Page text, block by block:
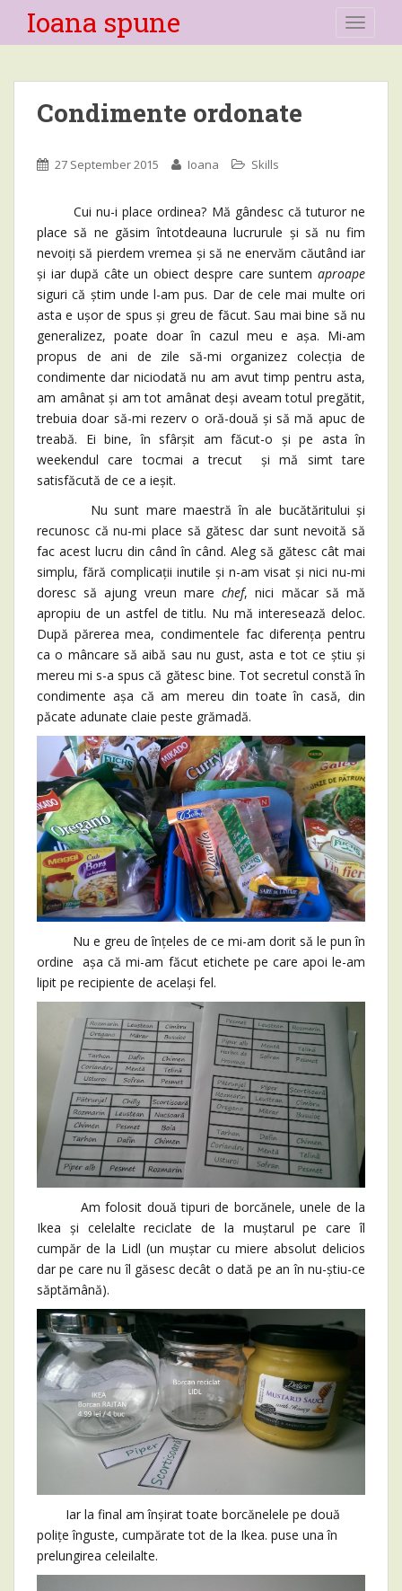
Ioana spune
Condimente ordonate
27 September 2015 Ioana Skills
Cui nu-i place ordinea? Mă gândesc că tuturor ne
place să ne găsim întotdeauna lucrurule și să nu fim
nevoiți să pierdem vremea și să ne enervăm căutând iar
și iar după câte un obiect despre care suntem aproape
siguri că știm unde l-am pus. Dar de cele mai multe ori
asta e ușor de spus și greu de făcut. Sau mai bine să nu
generalizez, poate doar în cazul meu e așa. Mi-am
propus de ani de zile să-mi organizez colecția de
condimente dar niciodată nu am avut timp pentru asta,
am amânat și am tot amânat deși aveam totul pregătit,
trebuia doar să-mi rezerv o oră-două și să mă apuc de
treabă. Ei bine, în sfârșit am făcut-o și pe asta în
weekendul care tocmai a trecut și mă simt tare
satisfăcută de ce a ieșit.
Nu sunt mare maestră în ale bucătăritului și
recunosc că nu-mi place să gătesc dar sunt nevoită să
fac acest lucru din când în când. Aleg să gătesc cât mai
simplu, fără complicații inutile și n-am visat și nici nu-mi
doresc să ajung vreun mare chef, nici măcar să mă
apropiu de un astfel de titlu. Nu mă interesează deloc.
După părerea mea, condimentele fac diferența pentru
ca o mâncare să aibă sau nu gust, asta e tot ce știu și
mereu mi s-a spus că gătesc bine. Tot secretul constă în
condimente așa că am mereu din toate în casă, din
păcate adunate claie peste grămadă.
Nu e greu de înțeles de ce mi-am dorit să le pun în
ordine așa că mi-am făcut etichete pe care apoi le-am
lipit pe recipiente de același fel.
Am folosit două tipuri de borcănele, unele de la
Ikea și celelalte reciclate de la muștarul pe care îl
cumpăr de la Lidl (un muștar cu miere absolut delicios
dar pe care nu îl găsesc decât o dată pe an în nu-știu-ce
săptămână).
Iar la final am înșirat toate borcănelele pe două
polițe înguste, cumpărate tot de la Ikea. puse una în
prelungirea celeilalte.